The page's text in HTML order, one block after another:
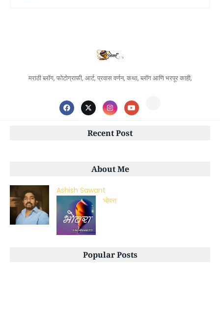
मराठी ब्लॉग, फोटोग्राफी, आर्ट, प्रवास वर्णन, कथा, ब्लॉग आणि भरपूर काही,
Recent Post
About Me
Ashish Sawant
भोवरा
Popular Posts